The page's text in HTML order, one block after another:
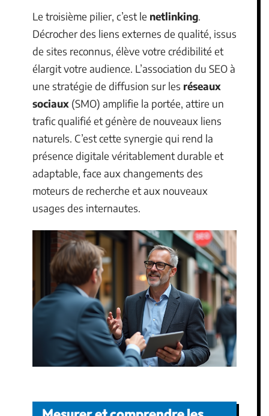
Le troisième pilier, c’est le netlinking.
Décrocher des liens externes de qualité, issus
de sites reconnus, élève votre crédibilité et
élargit votre audience. L’association du SEO à
une stratégie de diffusion sur les réseaux
sociaux (SMO) amplifie la portée, attire un
trafic qualifié et génère de nouveaux liens
naturels. C’est cette synergie qui rend la
présence digitale véritablement durable et
adaptable, face aux changements des
moteurs de recherche et aux nouveaux
usages des internautes.